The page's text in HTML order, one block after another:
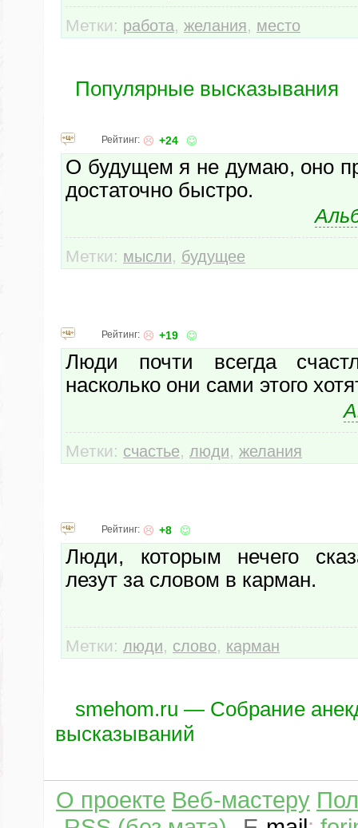
Метки: работа, желания, место
Популярные высказывания
Рейтинг: +24
О будущем я не думаю, оно
достаточно быстро.
Метки: мысли, будущее
Рейтинг: +19
Люди почти всегда
насколько они сами этого
Метки: счастье, люди, желания
Рейтинг: +8
Люди, которым нечего
лезут за словом в карман.
Метки: люди, слово, карман
smehom.ru — Собрание
высказываний
О проекте Веб-мастеру